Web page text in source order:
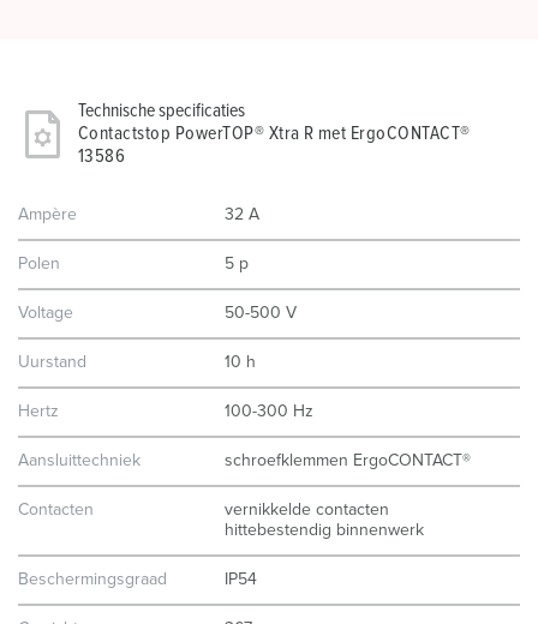
Technische specificaties
Contactstop PowerTOP® Xtra R met ErgoCONTACT®
13586
Ampère 32 A
Polen 5 p
Voltage 50-500 V
Uurstand 10 h
Hertz 100-300 Hz
Aansluittechniek schroefklemmen ErgoCONTACT®
Contacten
vernikkelde contacten
hittebestendig binnenwerk
Beschermingsgraad IP54